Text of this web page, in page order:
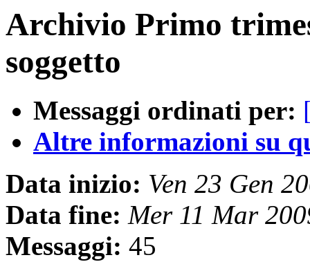
Archivio Primo
soggetto
Messaggi ordinati per:
Altre informazioni su
Data inizio: Ven 23 Gen
Data fine: Mer 11 Mar
Messaggi: 45